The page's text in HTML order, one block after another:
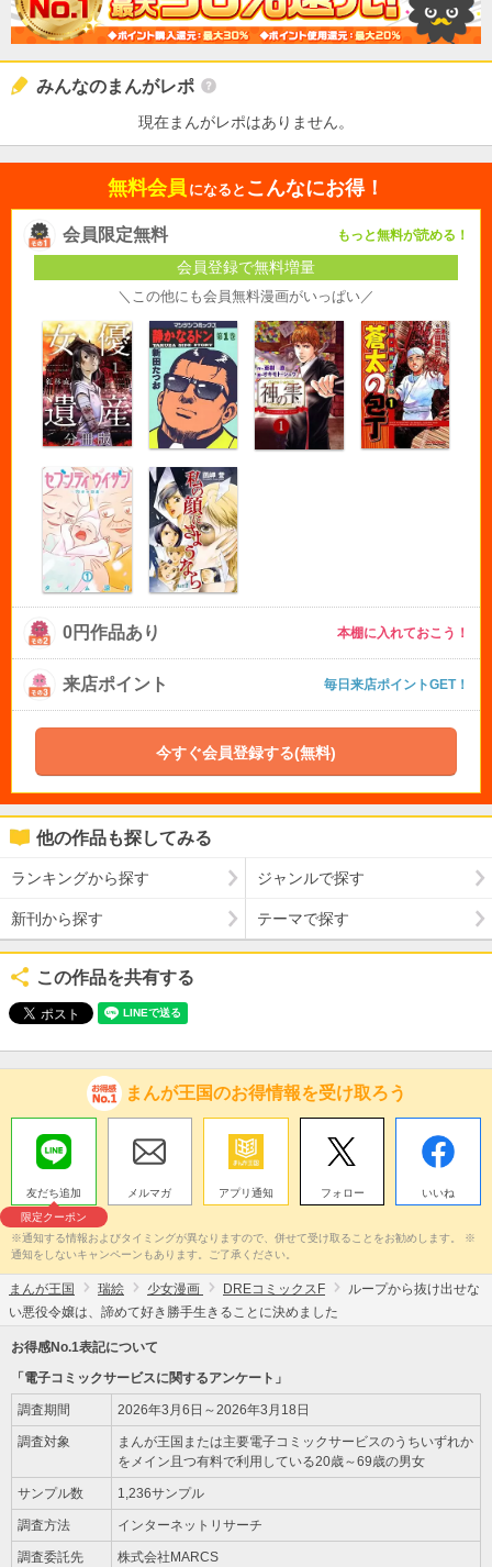
みんなのまんがレポ
現在まんがレポはありません。
無料会員 になると こんなにお得！
会員限定無料 もっと無料が読める！
会員登録で無料増量
＼この他にも会員無料漫画がいっぱい／
0円作品あり 本棚に入れておこう！
来店ポイント 毎日来店ポイントGET！
今すぐ会員登録する(無料)
他の作品も探してみる
ランキングから探す ジャンルで探す
新刊から探す テーマで探す
この作品を共有する
まんが王国のお得情報を受け取ろう
友だち追加
限定クーポン
メルマガ アプリ通知 フォロー いいね
※通知する情報およびタイミングが異なりますので、併せて受け取ることをお勧めします。 ※
通知をしないキャンペーンもあります。ご了承ください。
まんが王国 瑞絵 少女漫画 DREコミックスF
ループから抜け出せな
い悪役令嬢は、諦めて好き勝手生きることに決めました
お得感No.1表記について
「電子コミックサービスに関するアンケート」
調査期間 2026年3月6日～2026年3月18日
調査対象
まんが王国または主要電子コミックサービスのうちいずれか
をメイン且つ有料で利用している20歳～69歳の男女
サンプル数 1,236サンプル
調査方法 インターネットリサーチ
調査委託先 株式会社MARCS